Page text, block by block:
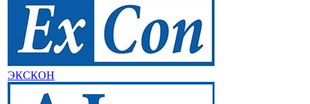
ЭКСКОН